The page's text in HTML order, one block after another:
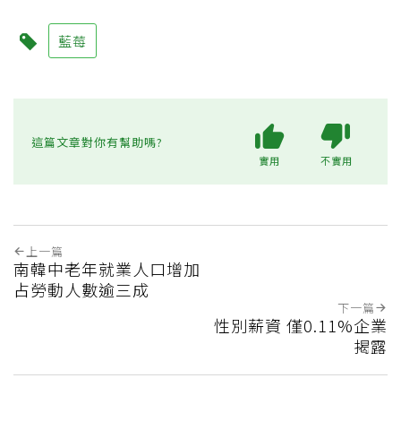
藍莓
這篇文章對你有幫助嗎?
實用 不實用
上一篇
南韓中老年就業人口增加
占勞動人數逾三成
下一篇
性別薪資 僅0.11%企業
揭露